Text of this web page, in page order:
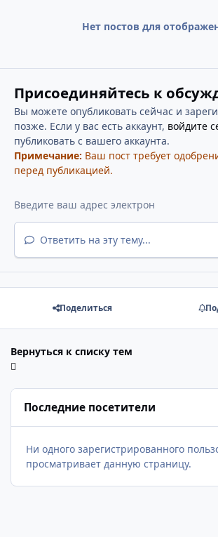
Нет постов для
Присоединяйтесь к
Вы можете опубликовать сейчас и
позже. Если у вас есть аккаунт, войдите
публиковать с вашего аккаунта.
Примечание: Ваш пост требует
перед публикацией.
Ответить на эту тему...
Поделиться
Вернуться к списку тем
Последние посетители
Ни одного зарегистрированного
просматривает данную страницу.